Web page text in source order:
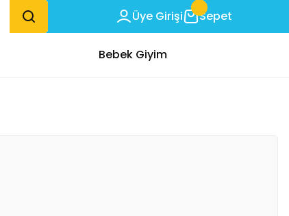
Üye Girişi Sepet
Bebek Giyim